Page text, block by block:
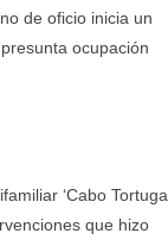
de oficio inicia un
ocupación
‘Cabo Tortuga
que hizo